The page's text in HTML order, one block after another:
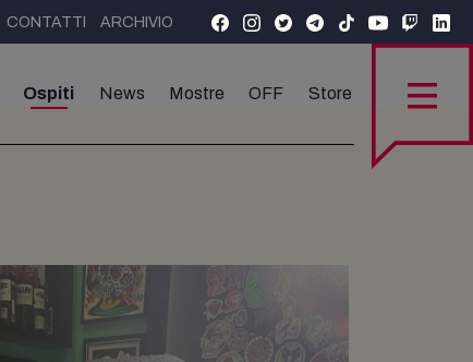
CONTATTI ARCHIVIO
Ospiti News Mostre OFF Store